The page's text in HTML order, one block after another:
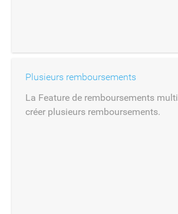
Plusieurs remboursements
La Feature de remboursements
créer plusieurs remboursements.